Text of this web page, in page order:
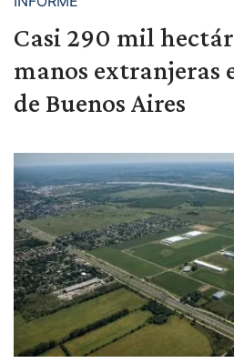
Casi 290 mil
manos extranjeras
de Buenos Aires